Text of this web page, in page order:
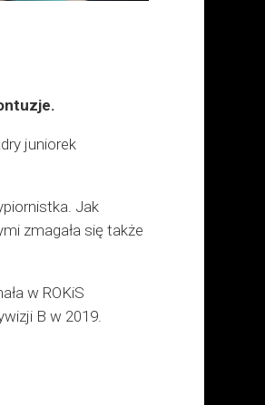
juniorek
Jak
zmagała się także
w ROKiS
B w 2019.